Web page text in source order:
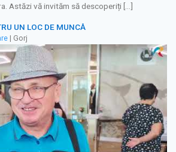
Astăzi vă invităm să descoperiți […]
UN LOC DE MUNCĂ
| Gorj